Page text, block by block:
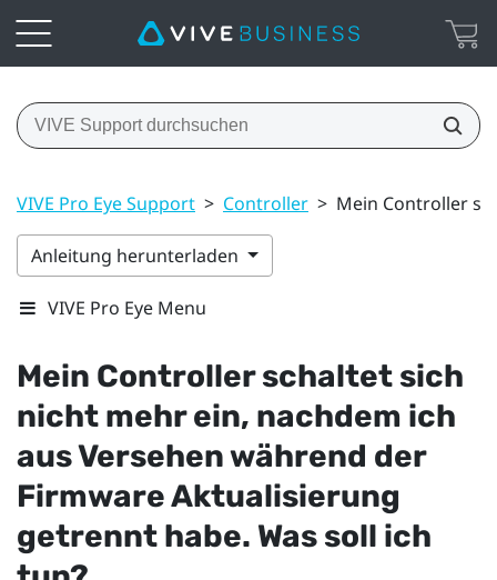
VIVE Pro Eye Support > Controller > Mein Controller
Anleitung herunterladen
VIVE Pro Eye Menu
Mein Controller schaltet sich
nicht mehr ein, nachdem ich
aus Versehen während der
Firmware Aktualisierung
getrennt habe. Was soll ich